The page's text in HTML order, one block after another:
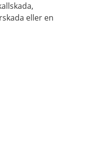
eller en